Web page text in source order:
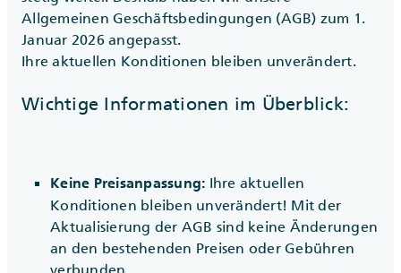
Allgemeinen Geschäftsbedingungen (AGB) zum 1.
Januar 2026 angepasst.
Ihre aktuellen Konditionen bleiben unverändert.
Wichtige Informationen im Überblick:
Keine Preisanpassung: Ihre aktuellen
Konditionen bleiben unverändert! Mit der
Aktualisierung der AGB sind keine Änderungen
an den bestehenden Preisen oder Gebühren
verbunden.